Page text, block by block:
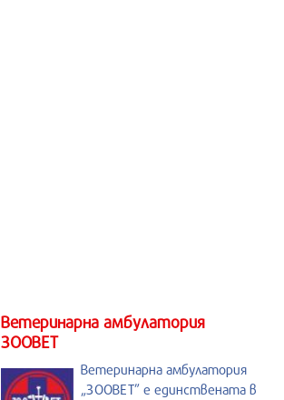
Ветеринарна амбулатория
ЗООВЕТ
Ветеринарна амбулатория
„ЗООВЕТ” е единствената в